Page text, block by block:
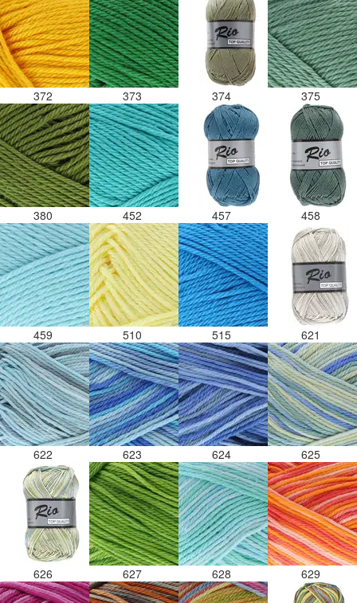
372 373 374 375
380 452 457 458
459 510 515 621
622 623 624 625
626 627 628 629